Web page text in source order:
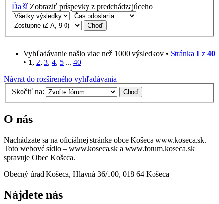
Ďalší Zobraziť príspevky z predchádzajúceho
Vyhľadávanie našlo viac než 1000 výsledkov • Stránka 1 z 40
• 1, 2, 3, 4, 5 ... 40
Návrat do rozšíreného vyhľadávania
Skočiť na:
O nás
Nachádzate sa na oficiálnej stránke obce Košeca www.koseca.sk.
Toto webové sídlo – www.koseca.sk a www.forum.koseca.sk
spravuje Obec Košeca.
Obecný úrad Košeca, Hlavná 36/100, 018 64 Košeca
Nájdete nás